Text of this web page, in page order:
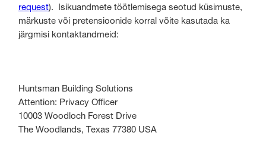
request). Isikuandmete töötlemisega seotud küsimuste,
märkuste või pretensioonide korral võite kasutada ka
järgmisi kontaktandmeid:
Huntsman Building Solutions
Attention: Privacy Officer
10003 Woodloch Forest Drive
The Woodlands, Texas 77380 USA